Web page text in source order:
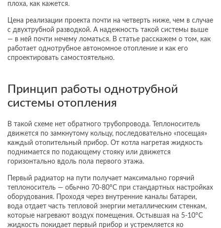
плоха, как кажется.
Цена реализации проекта почти на четверть ниже, чем в случае
с двухтрубной разводкой. А надежность такой системы выше
— в ней почти нечему ломаться. В статье расскажем о том, как
работает однотрубное автономное отопление и как его
спроектировать самостоятельно.
Принцип работы однотрубной
системы отопления
В такой схеме нет обратного трубопровода. Теплоноситель
движется по замкнутому кольцу, последовательно «посещая»
каждый отопительный прибор. От котла нагретая жидкость
поднимается по подающему стояку или движется
горизонтально вдоль пола первого этажа.
Первый радиатор на пути получает максимально горячий
теплоноситель — обычно 70-80°C при стандартных настройках
оборудования. Проходя через внутренние каналы батареи,
вода отдает часть тепловой энергии металлическим стенкам,
которые нагревают воздух помещения. Остывшая на 5-10°C
жидкость покидает первый прибор и устремляется ко